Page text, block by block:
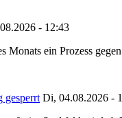
- 12:43
Monats ein Prozess
gesperrt Di, 04.08.2026 -